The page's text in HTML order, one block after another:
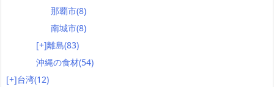
那覇市(8)
南城市(8)
[+]離島(83)
沖縄の食材(54)
[+]台湾(12)